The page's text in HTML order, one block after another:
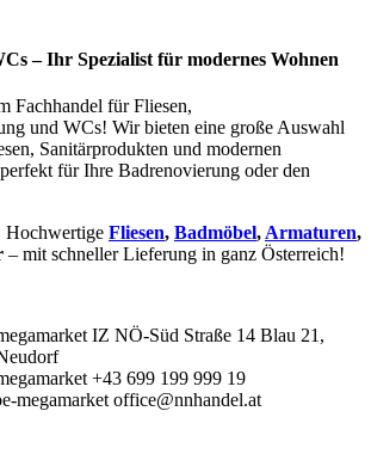
– Ihr Spezialist für modernes Wohnen
Fachhandel für Fliesen,
und WCs! Wir bieten eine große Auswahl
Sanitärprodukten und modernen
für Ihre Badrenovierung oder den
Hochwertige Fliesen, Badmöbel, Armaturen,
– mit schneller Lieferung in ganz Österreich!
IZ NÖ-Süd Straße 14 Blau 21,
+43 699 199 999 19
office@nnhandel.at